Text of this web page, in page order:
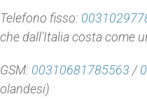
Telefono fisso:
che dall’Italia costa come
GSM: 00310681785563 /
olandesi)